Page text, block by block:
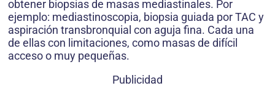
obtener biopsias de masas mediastinales. Por
ejemplo: mediastinoscopia, biopsia guiada por TAC y
aspiración transbronquial con aguja fina. Cada una
de ellas con limitaciones, como masas de difícil
acceso o muy pequeñas.
Publicidad